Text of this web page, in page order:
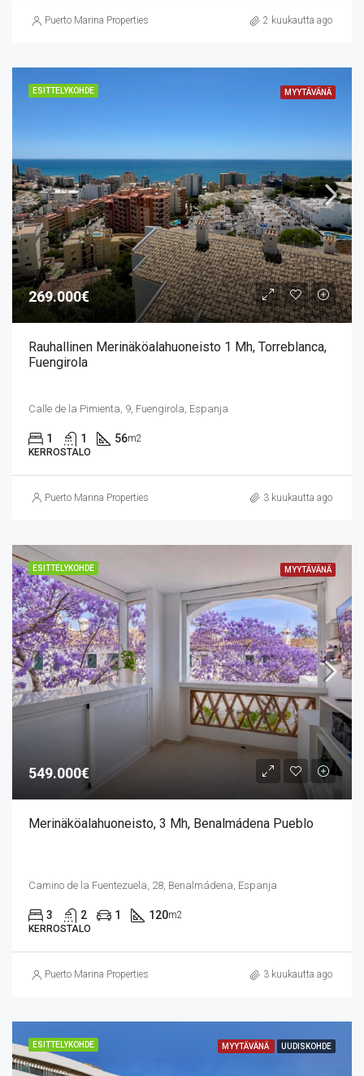
Puerto Marina Properties 2 kuukautta ago
ESITTELYKOHDE MYYTÄVÄNÄ
269.000€
Rauhallinen Merinäköalahuoneisto 1 Mh, Torreblanca,
Fuengirola
Calle de la Pimienta, 9, Fuengirola, Espanja
1 1 56m2
KERROSTALO
Puerto Marina Properties 3 kuukautta ago
ESITTELYKOHDE MYYTÄVÄNÄ
549.000€
Merinäköalahuoneisto, 3 Mh, Benalmádena Pueblo
Camino de la Fuentezuela, 28, Benalmádena, Espanja
3 2 1 120m2
KERROSTALO
Puerto Marina Properties 3 kuukautta ago
ESITTELYKOHDE MYYTÄVÄNÄ UUDISKOHDE